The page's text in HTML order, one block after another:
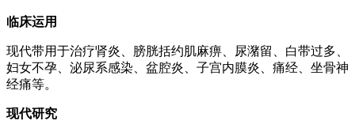
临床运用
现代带用于治疗肾炎、膀胱括约肌麻痹、尿潴留、白带过多、
妇女不孕、泌尿系感染、盆腔炎、子宫内膜炎、痛经、坐骨神
经痛等。
现代研究